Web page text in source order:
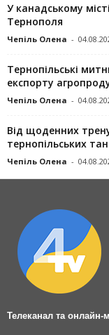
У канадському
Тернополя
Чепіль Олена -
Тернопільські
експорту
Чепіль Олена -
Від щоденних
тернопільських
Чепіль Олена -
Телеканал та онлайн-